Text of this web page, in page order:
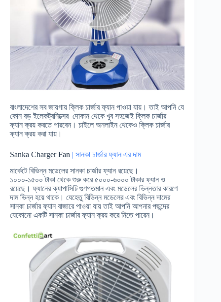
বাংলাদেশের সব জায়গায় ক্লিক চার্জার ফ্যান পাওয়া যায়। তাই আপনি যে
কোন বড় ইলেকট্রনিক্সের দোকান থেকে খুব সহজেই ক্লিক চার্জার
ফ্যান ক্রয় করতে পারবেন। চাইলে অনলাইন থেকেও ক্লিক চার্জার
ফ্যান ক্রয় করা যায়।
Sanka Charger Fan | সানকা চার্জার ফ্যান এর দাম
মার্কেটে বিভিন্ন মডেলের সানকা চার্জার ফ্যান রয়েছে।
১০০০-১৫০০ টাকা থেকে শুরু করে ৫০০০-৬০০০ টাকার ফ্যান ও
রয়েছে। ফ্যানের ক্যাপাসিটি গুণগতমান এবং মডেলের ভিন্নতার কারণে
দাম ভিন্ন হয়ে থাকে। যেহেতু বিভিন্ন মডেলের এবং বিভিন্ন দামের
সানকা চার্জার ফ্যান বাজারে পাওয়া যায় তাই আপনি আপনার পছন্দের
যেকোনো একটি সানকা চার্জার ফ্যান ক্রয় করে নিতে পারেন।